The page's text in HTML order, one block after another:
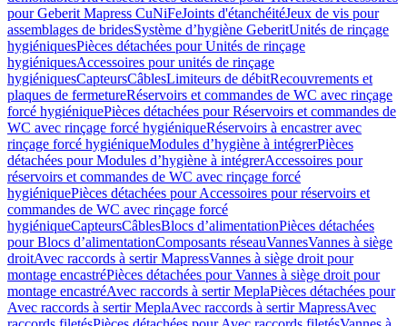
pour Geberit Mapress CuNiFeJoints d'étanchéitéJeux de vis pour
assemblages de bridesSystème d’hygiène GeberitUnités de rinçage
hygiéniquesPièces détachées pour Unités de rinçage
hygiéniquesAccessoires pour unités de rinçage
hygiéniquesCapteursCâblesLimiteurs de débitRecouvrements et
plaques de fermetureRéservoirs et commandes de WC avec rinçage
forcé hygiéniquePièces détachées pour Réservoirs et commandes de
WC avec rinçage forcé hygiéniqueRéservoirs à encastrer avec
rinçage forcé hygiéniqueModules d’hygiène à intégrerPièces
détachées pour Modules d’hygiène à intégrerAccessoires pour
réservoirs et commandes de WC avec rinçage forcé
hygiéniquePièces détachées pour Accessoires pour réservoirs et
commandes de WC avec rinçage forcé
hygiéniqueCapteursCâblesBlocs d’alimentationPièces détachées
pour Blocs d’alimentationComposants réseauVannesVannes à siège
droitAvec raccords à sertir MapressVannes à siège droit pour
montage encastréPièces détachées pour Vannes à siège droit pour
montage encastréAvec raccords à sertir MeplaPièces détachées pour
Avec raccords à sertir MeplaAvec raccords à sertir MapressAvec